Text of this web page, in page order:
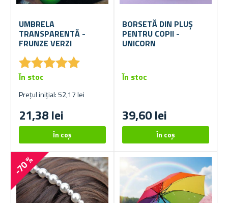
UMBRELA
TRANSPARENTĂ -
FRUNZE VERZI
★★★★★
★★★★★
Prețul inițial: 52,17 lei
21,38 lei
În stoc
BORSETĂ DIN PLUȘ
PENTRU COPII -
UNICORN
39,60 lei
În stoc
-70 %